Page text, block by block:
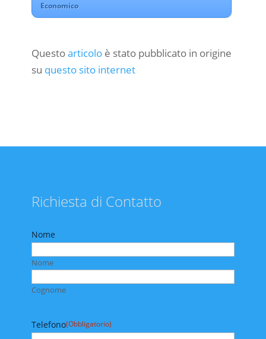
Economico
Questoarticoloè stato pubblicato in origine
su questo sito internet
Richiesta di Contatto
Nome
Nome
Cognome
Telefono(Obbligatorio)